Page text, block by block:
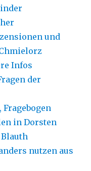
und
Infos
der
in Dorsten
nutzen aus